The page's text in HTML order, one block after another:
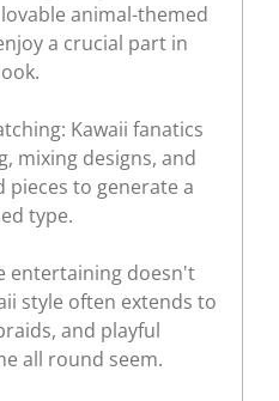
animal-themed
a crucial part in
Kawaii fanatics
mixing designs, and
pieces to generate a
type.
entertaining doesn't
style often extends to
and playful
all round seem.